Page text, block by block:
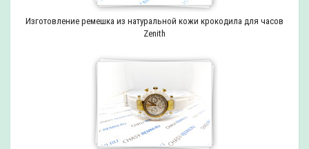
Изготовление ремешка из натуральной кожи крокодила для часов
Zenith